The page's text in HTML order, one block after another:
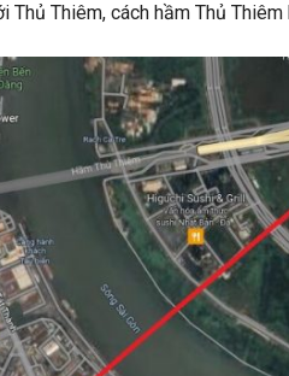
Thủ Thiêm, cách hầm Thủ